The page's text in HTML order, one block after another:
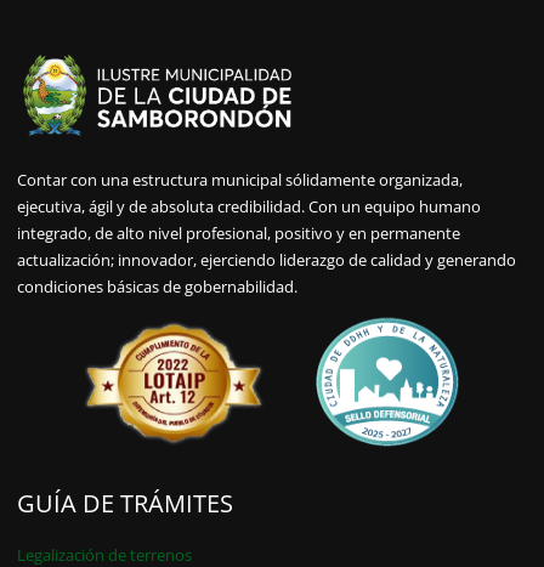
Contar con una estructura municipal sólidamente organizada,
ejecutiva, ágil y de absoluta credibilidad. Con un equipo humano
integrado, de alto nivel profesional, positivo y en permanente
actualización; innovador, ejerciendo liderazgo de calidad y generando
condiciones básicas de gobernabilidad.
GUÍA DE TRÁMITES
Legalización de terrenos